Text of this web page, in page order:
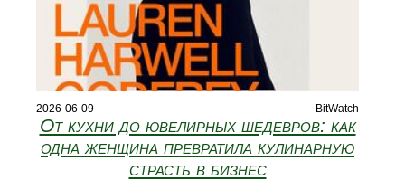
2026-06-09 BitWatch
От кухни до ювелирных шедевров: как
одна женщина превратила кулинарную
страсть в бизнес